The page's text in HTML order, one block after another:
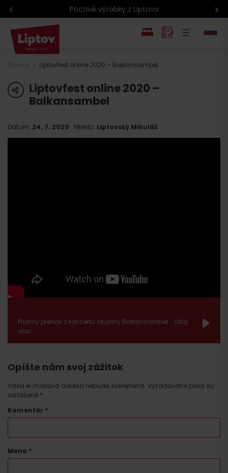
Poctivé výrobky z Liptova
Liptovfest online 2020 – Balkansambel
share
Liptovfest online 2020 –
Balkansambel
Dátum: 24. 7. 2020 Miesto: Liptovský Mikuláš
Priamy prenos z koncertu skupiny Balkansambel .. čítaj
viac
Opíšte nám svoj zážitok
Vaša e-mailová adresa nebude zverejnená. Vyžadované polia sú
označené *
Komentár *
Meno *